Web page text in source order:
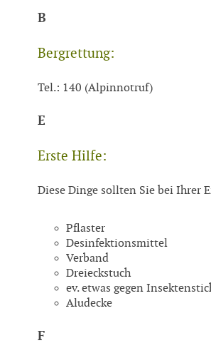
B
Bergrettung:
Tel.: 140 (Alpinnotruf)
E
Erste Hilfe:
Diese Dinge sollten Sie bei Ihrer
Pflaster
Desinfektionsmittel
Verband
Dreieckstuch
ev. etwas gegen
Aludecke
F